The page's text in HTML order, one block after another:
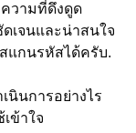
วามที่ดึงดูด
เจนและน่าสนใจ
แกนรหัสได้ครับ.
นินการอย่างไร
ข้าใจ